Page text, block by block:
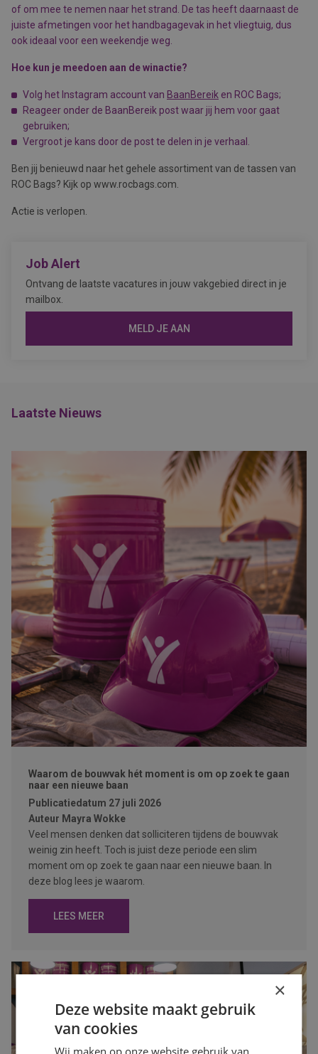
of om mee te nemen naar het strand. De tas heeft daarnaast de
juiste afmetingen voor het handbagagevak in het vliegtuig, dus
ook ideaal voor een weekendje weg.
Hoe kun je meedoen aan de winactie?
Volg het Instagram account van BaanBereik en ROC Bags;
Reageer onder de BaanBereik post waar jij hem voor gaat
gebruiken;
Vergroot je kans door de post te delen in je verhaal.
Ben jij benieuwd naar het gehele assortiment van de tassen van
ROC Bags? Kijk op www.rocbags.com.
Actie is verlopen.
Job Alert
Ontvang de laatste vacatures in jouw vakgebied direct in je
mailbox.
MELD JE AAN
Laatste Nieuws
Waarom de bouwvak hét moment is om op zoek te gaan
naar een nieuwe baan
Publicatiedatum 27 juli 2026
Auteur Mayra Wokke
Veel mensen denken dat solliciteren tijdens de bouwvak
weinig zin heeft. Toch is juist deze periode een slim
moment om op zoek te gaan naar een nieuwe baan. In
deze blog lees je waarom.
LEES MEER
×
Deze website maakt gebruik
van cookies
Wij maken op onze website gebruik van